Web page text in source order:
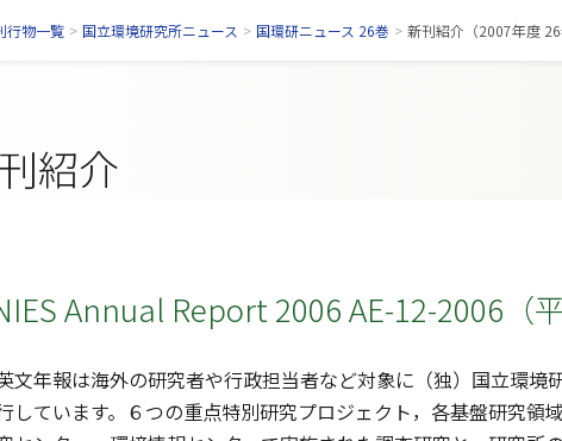
行物一覧 > 国立環境研究所ニュース > 国環研ニュース 26巻 > 新刊紹介（2007年度 26
紹介
Annual Report 2006 AE-12-2006（
文年報は海外の研究者や行政担当者など対象に（独）国立環境
しています。６つの重点特別研究プロジェクト，各基盤研究